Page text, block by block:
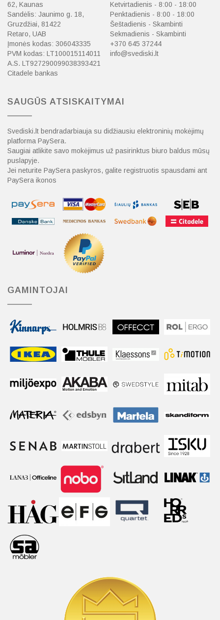
62, Kaunas
Sandėlis: Jaunimo g. 18,
Gruzdžiai, 81422
Retaro, UAB
Įmonės kodas: 306043335
PVM kodas: LT100015114011
A.S. LT927290099038393421
Citadele bankas
Ketvirtadienis - 8:00 - 18:00
Penktadienis - 8:00 - 18:00
Šeštadienis - Skambinti
Sekmadienis - Skambinti
+370 645 37244
info@svediski.lt
SAUGŪS ATSISKAITYMAI
Svediski.lt bendradarbiauja su didžiausiu elektroninių mokėjimų
platforma PaySera.
Saugiai atlikite savo mokėjimus už pasirinktus biuro baldus mūsų
puslapyje.
Jei neturite PaySera paskyros, galite registruotis spausdami ant
PaySera ikonos
GAMINTOJAI